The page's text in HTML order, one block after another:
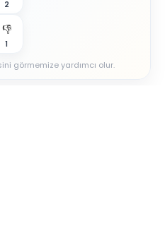
2
👎
1
görmemize yardımcı olur.